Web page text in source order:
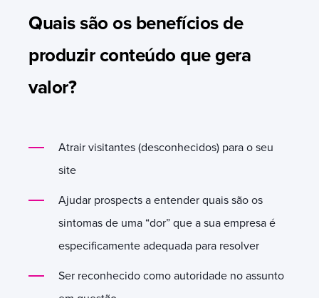
Quais são os benefícios de
produzir conteúdo que gera
valor?
Atrair visitantes (desconhecidos) para o seu
site
Ajudar prospects a entender quais são os
sintomas de uma “dor” que a sua empresa é
especificamente adequada para resolver
Ser reconhecido como autoridade no assunto